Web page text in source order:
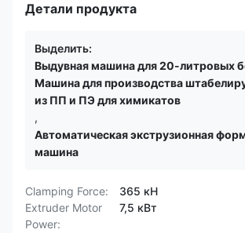
Детали продукта
Выделить:
Выдувная машина для 20-литровых
Машина для производства
из ПП и ПЭ для химикатов
,
Автоматическая экструзионная
машина
Clamping Force:
365 кН
Extruder Motor
Power:
7,5 кВт